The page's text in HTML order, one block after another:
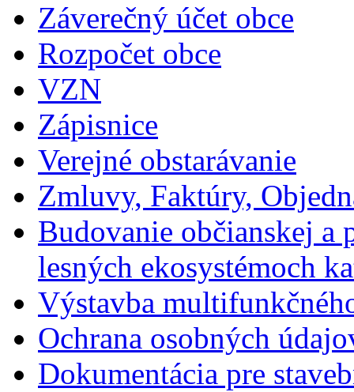
Záverečný účet obce
Rozpočet obce
VZN
Zápisnice
Verejné obstarávanie
Zmluvy, Faktúry,
Budovanie občianskej a
lesných ekosystémoch
Výstavba
Ochrana osobných
Dokumentácia pre